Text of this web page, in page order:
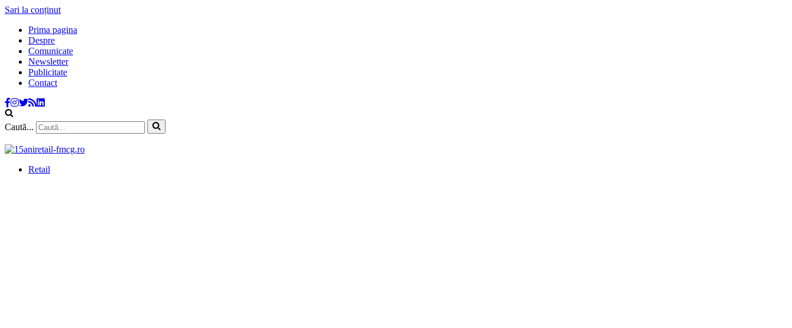
Sari la conținut
Prima pagina
Despre
Comunicate
Newsletter
Publicitate
Contact
Caută...
Retail